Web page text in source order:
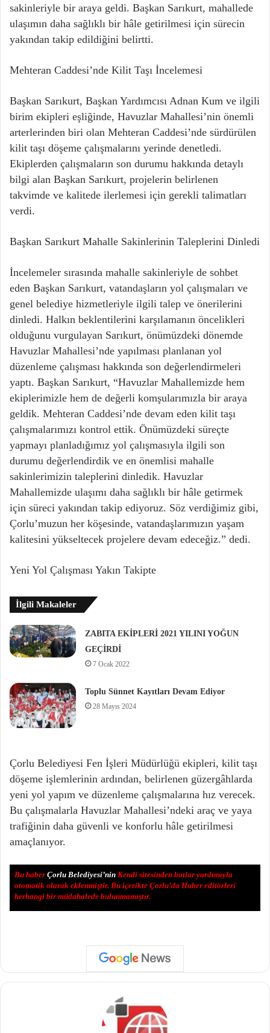
sakinleriyle bir araya geldi. Başkan Sarıkurt, mahallede
ulaşımın daha sağlıklı bir hâle getirilmesi için sürecin
yakından takip edildiğini belirtti.
Mehteran Caddesi’nde Kilit Taşı İncelemesi
Başkan Sarıkurt, Başkan Yardımcısı Adnan Kum ve ilgili
birim ekipleri eşliğinde, Havuzlar Mahallesi’nin önemli
arterlerinden biri olan Mehteran Caddesi’nde sürdürülen
kilit taşı döşeme çalışmalarını yerinde denetledi.
Ekiplerden çalışmaların son durumu hakkında detaylı
bilgi alan Başkan Sarıkurt, projelerin belirlenen
takvimde ve kalitede ilerlemesi için gerekli talimatları
verdi.
Başkan Sarıkurt Mahalle Sakinlerinin Taleplerini Dinledi
İncelemeler sırasında mahalle sakinleriyle de sohbet
eden Başkan Sarıkurt, vatandaşların yol çalışmaları ve
genel belediye hizmetleriyle ilgili talep ve önerilerini
dinledi. Halkın beklentilerini karşılamanın öncelikleri
olduğunu vurgulayan Sarıkurt, önümüzdeki dönemde
Havuzlar Mahallesi’nde yapılması planlanan yol
düzenleme çalışması hakkında son değerlendirmeleri
yaptı. Başkan Sarıkurt, “Havuzlar Mahallemizde hem
ekiplerimizle hem de değerli komşularımızla bir araya
geldik. Mehteran Caddesi’nde devam eden kilit taşı
çalışmalarımızı kontrol ettik. Önümüzdeki süreçte
yapmayı planladığımız yol çalışmasıyla ilgili son
durumu değerlendirdik ve en önemlisi mahalle
sakinlerimizin taleplerini dinledik. Havuzlar
Mahallemizde ulaşımı daha sağlıklı bir hâle getirmek
için süreci yakından takip ediyoruz. Söz verdiğimiz gibi,
Çorlu’muzun her köşesinde, vatandaşlarımızın yaşam
kalitesini yükseltecek projelere devam edeceğiz.” dedi.
Yeni Yol Çalışması Yakın Takipte
İlgili Makaleler
ZABITA EKİPLERİ 2021 YILINI YOĞUN
GEÇİRDİ
7 Ocak 2022
Toplu Sünnet Kayıtları Devam Ediyor
28 Mayıs 2024
Çorlu Belediyesi Fen İşleri Müdürlüğü ekipleri, kilit taşı
döşeme işlemlerinin ardından, belirlenen güzergâhlarda
yeni yol yapım ve düzenleme çalışmalarına hız verecek.
Bu çalışmalarla Havuzlar Mahallesi’ndeki araç ve yaya
trafiğinin daha güvenli ve konforlu hâle getirilmesi
amaçlanıyor.
Bu haberÇorlu Belediyesi’nin Kendi sitesinden botlar yardımıyla
otomatik olarak eklenmiştir. Bu içerikte Çorlu’da Haber editörleri
herhangi bir müdahalede bulunmamıştır.